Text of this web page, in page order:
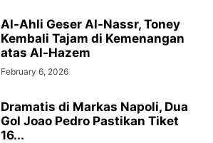
Al-Ahli Geser Al-Nassr, Toney
Kembali Tajam di Kemenangan
atas Al-Hazem
February 6, 2026
Dramatis di Markas Napoli, Dua
Gol Joao Pedro Pastikan Tiket
16...